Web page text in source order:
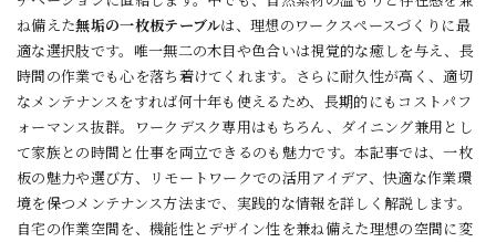
ね備えた無垢の一枚板テーブルは、理想のワークスペースづくりに最
適な選択肢です。唯一無二の木目や色合いは視覚的な癒しを与え、長
時間の作業でも心を落ち着けてくれます。さらに耐久性が高く、適切
なメンテナンスをすれば何十年も使えるため、長期的にもコストパフ
ォーマンス抜群。ワークデスク専用はもちろん、ダイニング兼用とし
て家族との時間と仕事を両立できるのも魅力です。本記事では、一枚
板の魅力や選び方、リモートワークでの活用アイデア、快適な作業環
境を保つメンテナンス方法まで、実践的な情報を詳しく解説します。
自宅の作業空間を、機能性とデザイン性を兼ね備えた理想の空間に変